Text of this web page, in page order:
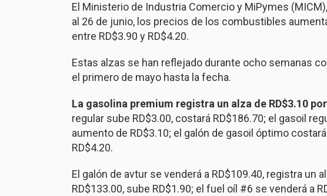
El Ministerio de Industria Comercio y MiPymes
al 26 de junio, los precios de los combustibles
entre RD$3.90 y RD$4.20.
Estas alzas se han reflejado durante ocho semanas
el primero de mayo hasta la fecha.
La gasolina premium registra un alza de RD$3.10
regular sube RD$3.00, costará RD$186.70; el gasoil
aumento de RD$3.10; el galón de gasoil óptimo
RD$4.20.
El galón de avtur se venderá a RD$109.40, registra un
RD$133.00, sube RD$1.90; el fuel oíl #6 se venderá a